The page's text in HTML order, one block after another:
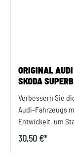
oder in der
Ihres Fahrzeugs
gewünschte
ORIGINAL
SKODA
Verbessern Sie
Audi-Fahrzeugs
Entwickelt, um
30,50 €*